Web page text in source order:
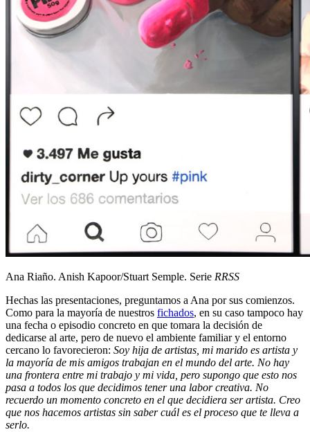
Ana Riaño. Anish Kapoor/Stuart Semple. Serie RRSS
Hechas las presentaciones, preguntamos a Ana por sus comienzos.
Como para la mayoría de nuestros fichados, en su caso tampoco hay
una fecha o episodio concreto en que tomara la decisión de
dedicarse al arte, pero de nuevo el ambiente familiar y el entorno
cercano lo favorecieron: Soy hija de artistas, mi marido es artista y
la mayoría de mis amigos trabajan en el mundo del arte. No hay
una frontera entre mi trabajo y mi vida, pero supongo que esto nos
pasa a todos los que decidimos tener una labor creativa. No
recuerdo un momento concreto en el que decidiera ser artista. Creo
que nos hacemos artistas sin saber cuál es el proceso que te lleva a
serlo.